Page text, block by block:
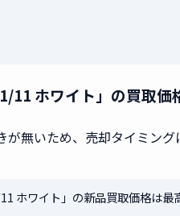
11 ホワイト」の買取価
無いため、売却タイミング
ホワイト」の新品買取価格は最